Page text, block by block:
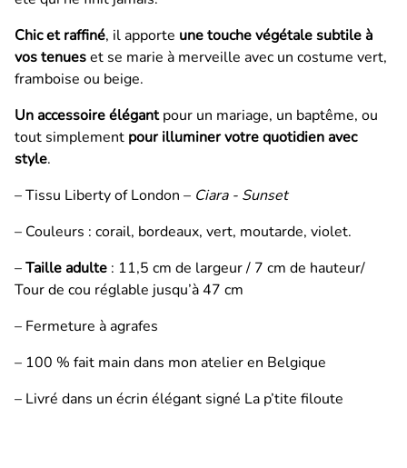
Chic et raffiné, il apporte une touche végétale subtile à
vos tenueset se marie à merveille avec un costume vert,
framboise ou beige.
Un accessoire élégantpour un mariage, un baptême, ou
tout simplement pour illuminer votre quotidien avec
style.
– Tissu Liberty of London – Ciara - Sunset
– Couleurs : corail, bordeaux, vert, moutarde, violet.
–Taille adulte : 11,5 cm de largeur / 7 cm de hauteur/
Tour de cou réglable jusqu’à 47 cm
– Fermeture à agrafes
– 100 % fait main dans mon atelier en Belgique
– Livré dans un écrin élégant signé La p’tite filoute